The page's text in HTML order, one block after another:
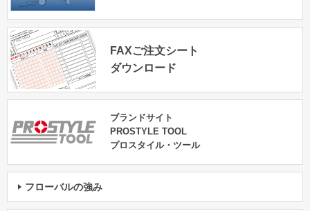
FAXご注文シート
ダウンロード
ブランドサイト
PROSTYLE TOOL
プロスタイル・ツール
フローバルの強み